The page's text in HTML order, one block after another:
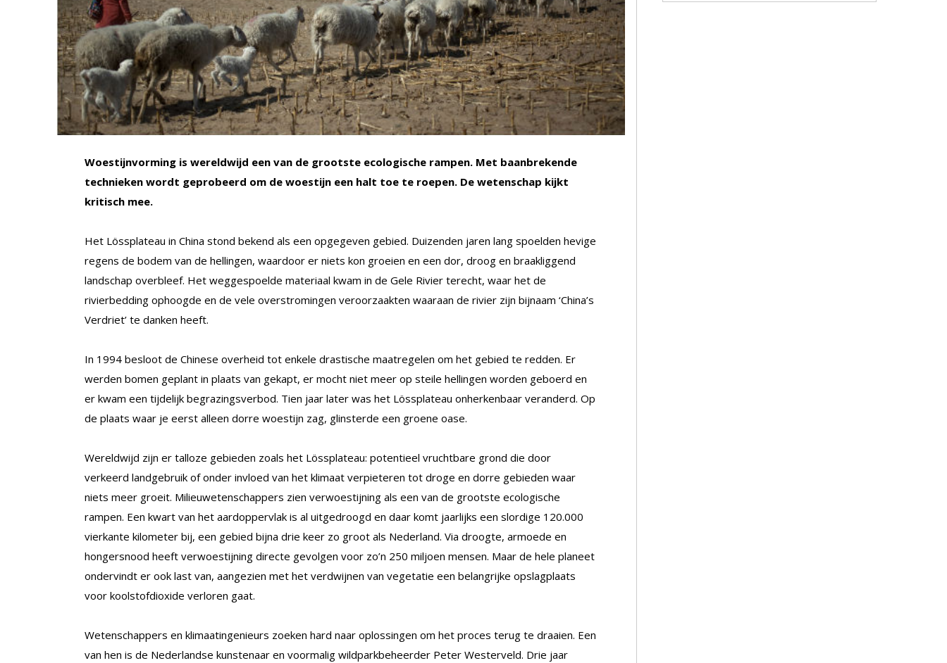
Woestijnvorming is wereldwijd een van de grootste ecologische rampen. Met baanbrekende
technieken wordt geprobeerd om de woestijn een halt toe te roepen. De wetenschap kijkt
kritisch mee.
Het Lössplateau in China stond bekend als een opgegeven gebied. Duizenden jaren lang spoelden hevige
regens de bodem van de hellingen, waardoor er niets kon groeien en een dor, droog en braakliggend
landschap overbleef. Het weggespoelde materiaal kwam in de Gele Rivier terecht, waar het de
rivierbedding ophoogde en de vele overstromingen veroorzaakten waaraan de rivier zijn bijnaam ‘China’s
Verdriet’ te danken heeft.
In 1994 besloot de Chinese overheid tot enkele drastische maatregelen om het gebied te redden. Er
werden bomen geplant in plaats van gekapt, er mocht niet meer op steile hellingen worden geboerd en
er kwam een tijdelijk begrazingsverbod. Tien jaar later was het Lössplateau onherkenbaar veranderd. Op
de plaats waar je eerst alleen dorre woestijn zag, glinsterde een groene oase.
Wereldwijd zijn er talloze gebieden zoals het Lössplateau: potentieel vruchtbare grond die door
verkeerd landgebruik of onder invloed van het klimaat verpieteren tot droge en dorre gebieden waar
niets meer groeit. Milieuwetenschappers zien verwoestijning als een van de grootste ecologische
rampen. Een kwart van het aardoppervlak is al uitgedroogd en daar komt jaarlijks een slordige 120.000
vierkante kilometer bij, een gebied bijna drie keer zo groot als Nederland. Via droogte, armoede en
hongersnood heeft verwoestijning directe gevolgen voor zo’n 250 miljoen mensen. Maar de hele planeet
ondervindt er ook last van, aangezien met het verdwijnen van vegetatie een belangrijke opslagplaats
voor koolstofdioxide verloren gaat.
Wetenschappers en klimaatingenieurs zoeken hard naar oplossingen om het proces terug te draaien. Een
van hen is de Nederlandse kunstenaar en voormalig wildparkbeheerder Peter Westerveld. Drie jaar